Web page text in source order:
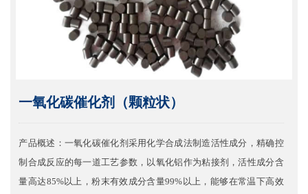
一氧化碳催化剂（颗粒状）
产品概述：一氧化碳催化剂采用化学合成法制造活性成分，精确控
制合成反应的每一道工艺参数，以氧化铝作为粘接剂，活性成分含
量高达85%以上，粉末有效成分含量99%以上，能够在常温下高效